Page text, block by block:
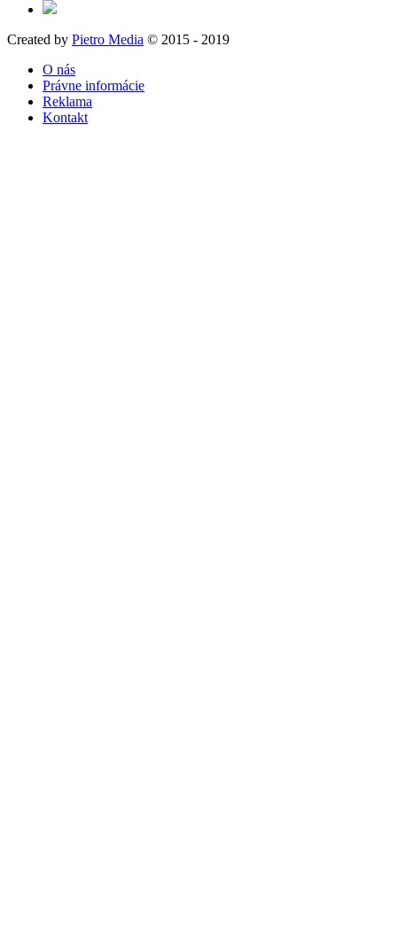
Created by Pietro Media © 2015 - 2019
O nás
Právne informácie
Reklama
Kontakt